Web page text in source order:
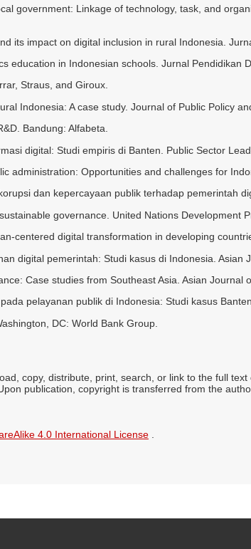
government: Linkage of technology, task, and
its impact on digital inclusion in rural Indonesia.
education in Indonesian schools. Jurnal Pendidikan
Straus, and Giroux.
Indonesia: A case study. Journal of Public Policy
Bandung: Alfabeta.
digital: Studi empiris di Banten. Public Sector
administration: Opportunities and challenges for
dan kepercayaan publik terhadap pemerintah
governance. United Nations Development
centered digital transformation in developing
digital pemerintah: Studi kasus di Indonesia. Asian
Case studies from Southeast Asia. Asian Journal
pelayanan publik di Indonesia: Studi kasus
DC: World Bank Group.
copy, distribute, print, search, or link to the full
publication, copyright is transferred from the
4.0 International License